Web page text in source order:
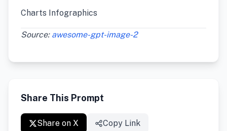
Charts Infographics
Source: awesome-gpt-image-2
Share This Prompt
Share on X Copy Link